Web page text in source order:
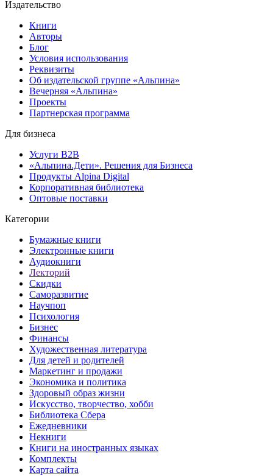
Издательство
Книги
Авторы
Блог
Условия использования
Реквизиты
Об издательской группе «Альпина»
Вечерняя «Альпина»
Проекты
Партнерская программа
Для бизнеса
Услуги B2B
«Альпина.Дети». Решения для Бизнеса
Продукты Alpina Digital
Корпоративная библиотека
Оптовые поставки
Категории
Бумажные книги
Электронные книги
Аудиокниги
Лекторий
Скидки
Саморазвитие
Научпоп
Психология
Бизнес
Финансы
Художественная литература
Для детей и родителей
Маркетинг и продажи
Экономика и политика
Здоровый образ жизни
Искусство, творчество, хобби
Библиотека Сбера
Ежедневники
Некниги
Книги на иностранных языках
Комплекты
Карта сайта